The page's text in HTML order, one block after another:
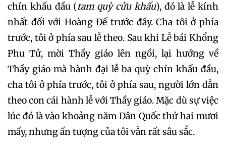
chín khấu đầu (tam quỳ cửu khấu), đó là lễ kính
nhất đối với Hoàng Đế trước đây. Cha tôi ở phía
trước, tôi ở phía sau lễ theo. Sau khi Lễ bái Khổng
Phu Tử, mời Thầy giáo lên ngồi, lại hướng về
Thầy giáo mà hành đại lễ ba quỳ chín khấu đầu,
cha tôi ở phía trước, tôi ở phía sau, người lớn dẫn
theo con cái hành lễ với Thầy giáo. Mặc dù sự việc
lúc đó là vào khoảng năm Dân Quốc thứ hai mươi
mấy, nhưng ấn tượng của tôi vẫn rất sâu sắc.